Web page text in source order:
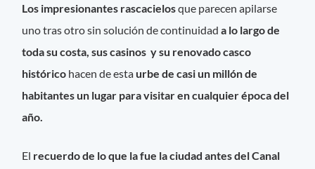
Los impresionantes rascacielosque parecen apilarse
uno tras otro sin solución de continuidada lo largo de
toda su costa, sus casinos y su renovado casco
histórico hacen de esta urbe de casi un millón de
habitantes un lugar para visitar en cualquier época del
año.
El recuerdo de lo que la fue la ciudad antes del Canal